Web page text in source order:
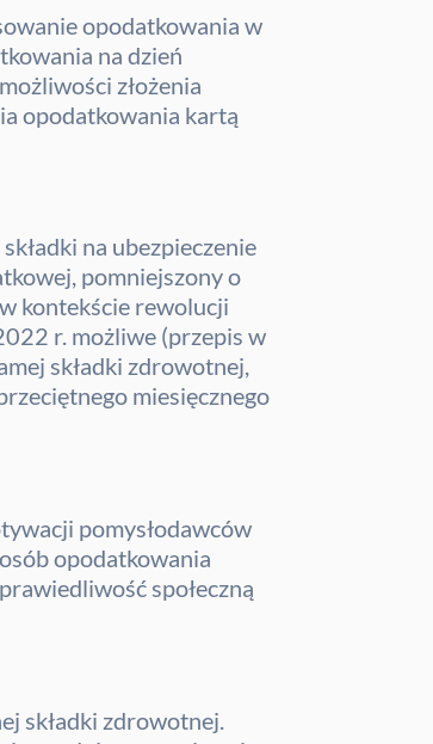
opodatkowania w
na dzień
złożenia
opodatkowania kartą
na ubezpieczenie
pomniejszony o
kontekście rewolucji
r. możliwe (przepis w
składki zdrowotnej,
miesięcznego
pomysłodawców
opodatkowania
społeczną
składki zdrowotnej.